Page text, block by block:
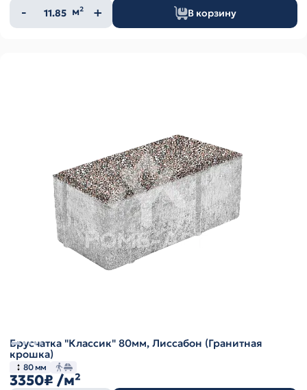
Количество
товара
м² В корзину
Брусчатка "Классик" 80мм, Лиссабон (Гранитная
крошка)
80 мм
3350₽ /м²